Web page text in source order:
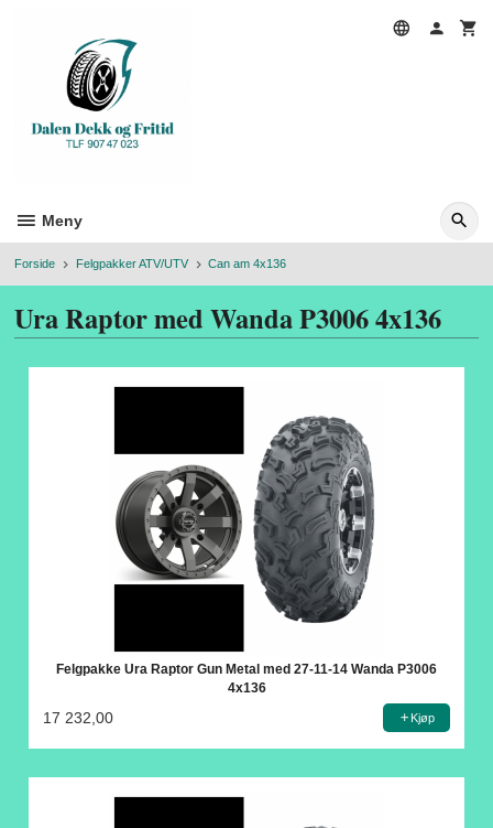
Meny
Forside Felgpakker ATV/UTV Can am 4x136
Ura Raptor med Wanda P3006 4x136
Felgpakke Ura Raptor Gun Metal med 27-11-14 Wanda P3006
4x136
17 232,00 Kjøp